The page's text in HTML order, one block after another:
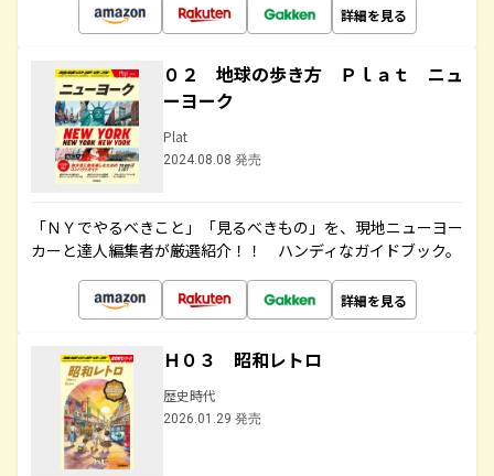
詳細を見る
０２ 地球の歩き方 Ｐｌａｔ ニュ
ーヨーク
Plat
2024.08.08 発売
「ＮＹでやるべきこと」「見るべきもの」を、現地ニューヨー
カーと達人編集者が厳選紹介！！ ハンディなガイドブック。
詳細を見る
Ｈ０３ 昭和レトロ
歴史時代
2026.01.29 発売